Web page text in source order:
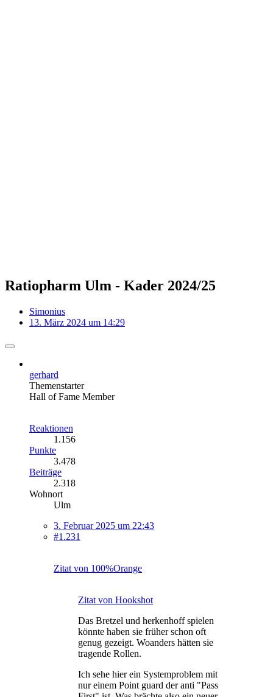
Ratiopharm Ulm - Kader 2024/25
Simonius
13. März 2024 um 14:29
gerhard
Themenstarter
Hall of Fame Member
Reaktionen
1.156
Punkte
3.478
Beiträge
2.318
Wohnort
Ulm
3. Februar 2025 um 22:43
#1.231
Zitat von 100%Orange
Zitat von Hookshot
Das Bretzel und herkenhoff spielen
könnte haben sie früher schon oft
genug gezeigt. Woanders hätten sie
tragende Rollen.
Ich sehe hier ein Systemproblem mit
nur einem Point guard der anti "Pass